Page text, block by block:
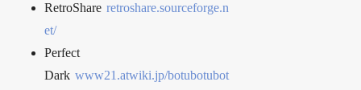
RetroShare retroshare.sourceforge.n
et/
Perfect
Dark www21.atwiki.jp/botubotubot